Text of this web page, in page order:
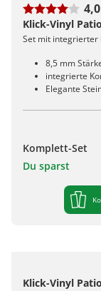
4,0
Klick-Vinyl
Set mit integrierter
8,5 mm
integrierte
Elegante
Komplett-Set
Du sparst
Klick-Vinyl